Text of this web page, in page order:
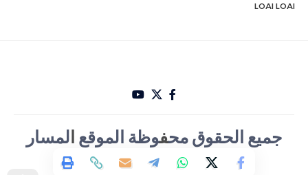
LOAI LOAI
جميع الحقوق محفوظة الموقع المسار
الأخباري تصميم Hakam